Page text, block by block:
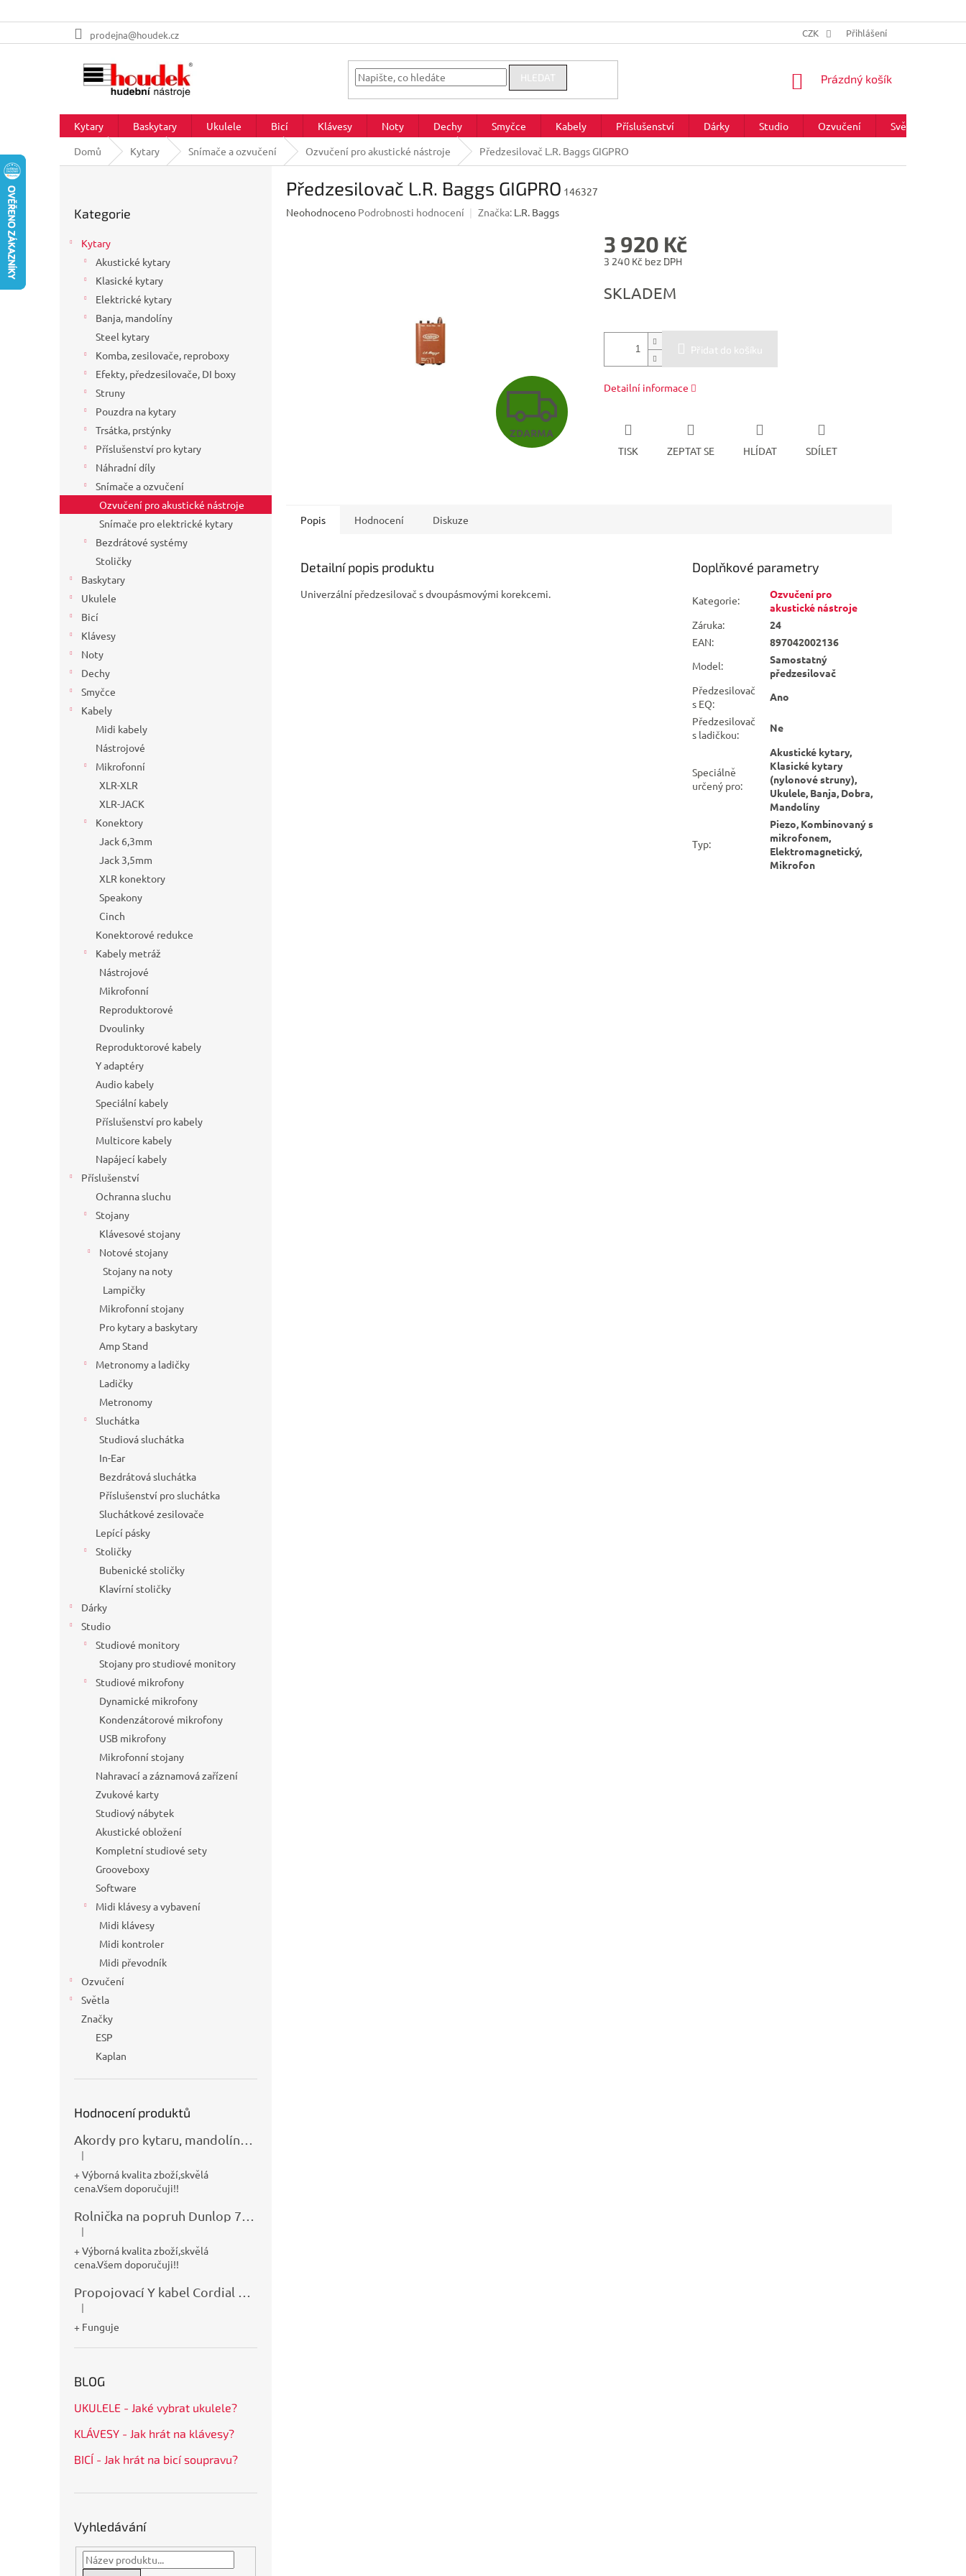
na
prodejna@houdek.cz CZK Přihlášení
HLEDAT
NÁKUPNÍ
Prázdný košík
Kytary Baskytary Ukulele Bicí Klávesy Noty Dechy Smyčce Kabely Příslušenství Dárky Studio Ozvučení Světla
Domů
Kytary Snímače a ozvučení Ozvučení pro akustické nástroje Předzesilovač L.R. Baggs GIGPRO
kategorie
Kategorie
Kytary
Akustické kytary
Klasické kytary
Elektrické kytary
Banja, mandolíny
Steel kytary
Komba, zesilovače, reproboxy
Efekty, předzesilovače, DI boxy
Struny
Pouzdra na kytary
Trsátka, prstýnky
Příslušenství pro kytary
Náhradní díly
Snímače a ozvučení
Ozvučení pro akustické nástroje
Snímače pro elektrické kytary
Bezdrátové systémy
Stoličky
Baskytary
Ukulele
Bicí
Klávesy
Noty
Dechy
Smyčce
Kabely
Midi kabely
Nástrojové
Mikrofonní
XLR-XLR
XLR-JACK
Konektory
Jack 6,3mm
Jack 3,5mm
XLR konektory
Speakony
Cinch
Konektorové redukce
Kabely metráž
Nástrojové
Mikrofonní
Reproduktorové
Dvoulinky
Reproduktorové kabely
Y adaptéry
Audio kabely
Speciální kabely
Příslušenství pro kabely
Multicore kabely
Napájecí kabely
Příslušenství
Ochranna sluchu
Stojany
Klávesové stojany
Notové stojany
Stojany na noty
Lampičky
Mikrofonní stojany
Pro kytary a baskytary
Amp Stand
Metronomy a ladičky
Ladičky
Metronomy
Sluchátka
Studiová sluchátka
In-Ear
Bezdrátová sluchátka
Příslušenství pro sluchátka
Sluchátkové zesilovače
Lepící pásky
Stoličky
Bubenické stoličky
Klavírní stoličky
Dárky
Studio
Studiové monitory
Stojany pro studiové monitory
Studiové mikrofony
Dynamické mikrofony
Kondenzátorové mikrofony
USB mikrofony
Mikrofonní stojany
Nahravací a záznamová zařízení
Zvukové karty
Studiový nábytek
Akustické obložení
Kompletní studiové sety
Grooveboxy
Software
Midi klávesy a vybavení
Midi klávesy
Midi kontroler
Midi převodník
Ozvučení
Světla
Značky
ESP
Kaplan
Hodnocení produktů
Hodnocení produktu je 5 z 5 hvězdiček.
|
+ Výborná kvalita zboží,skvělá
cena.Všem doporučuji!!
Hodnocení produktu je 5 z 5 hvězdiček.
|
+ Výborná kvalita zboží,skvělá
cena.Všem doporučuji!!
Hodnocení produktu je 5 z 5 hvězdiček.
|
+ Funguje
BLOG
UKULELE - Jaké vybrat ukulele?
KLÁVESY - Jak hrát na klávesy?
BICÍ - Jak hrát na bicí soupravu?
Vyhledávání
Předzesilovač L.R. Baggs GIGPRO 146327
Průměrné
Neohodnoceno Podrobnosti hodnocení Značka: L.R. Baggs
Z
D
ZDARMA
3 920 Kč
3 240 Kč bez DPH
cena:
SKLADEM
Přidat do košíku
Detailní informace
TISK ZEPTAT SE HLÍDAT SDÍLET
Popis Hodnocení Diskuze
Detailní popis produktu
Univerzální předzesilovač s dvoupásmovými korekcemi.
Doplňkové parametry
Kategorie:
Ozvučení pro
akustické nástroje
Záruka:
24
EAN:
897042002136
Model:
Samostatný
předzesilovač
Předzesilovač
s EQ:
Ano
Předzesilovač
s ladičkou:
Ne
Speciálně
určený pro:
Akustické kytary,
Klasické kytary
(nylonové struny),
Ukulele, Banja, Dobra,
Mandolíny
Typ:
Piezo, Kombinovaný s
mikrofonem,
Elektromagnetický,
Mikrofon